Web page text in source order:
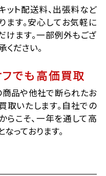
ット配送料、出張料など
ます。安心してお気軽に
けます。一部例外もござ
ください。
でも高価買取
商品や他社で断られたお
取いたします。自社での
らこそ、一年を通して高
っております。